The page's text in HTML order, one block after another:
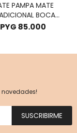
PAMPA MATE
BOCA
- NEGRO
PYG 85.000
novedades!
SUSCRIBIRME